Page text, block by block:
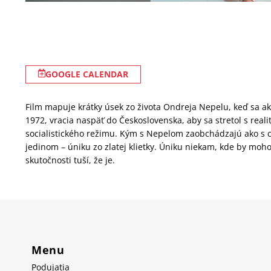
GOOGLE CALENDAR
Film mapuje krátky úsek zo života Ondreja Nepelu, keď sa
1972, vracia naspäť do Československa, aby sa stretol s
socialistického režimu. Kým s Nepelom zaobchádzajú ako
jedinom – úniku zo zlatej klietky. Úniku niekam, kde by
skutočnosti tuší, že je.
Menu
Podujatia